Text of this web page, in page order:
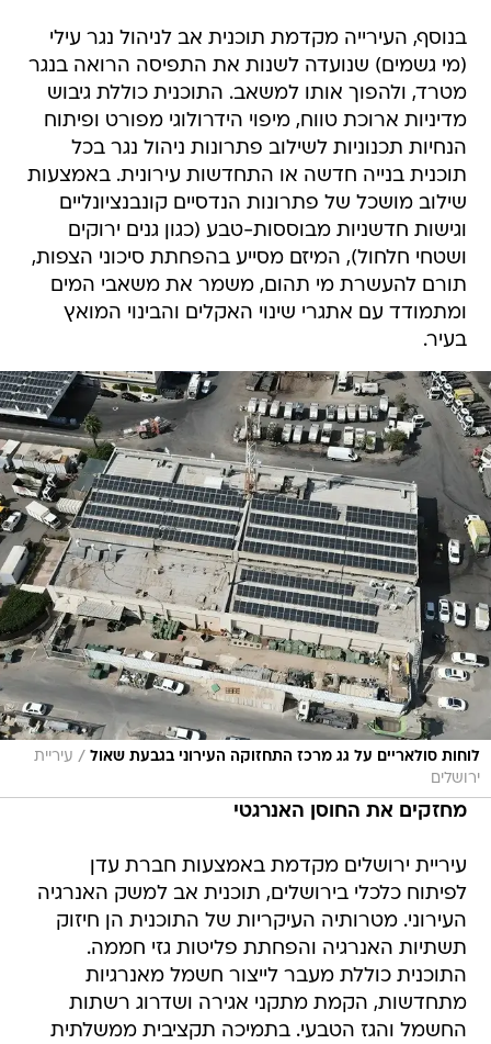
בנוסף, העירייה מקדמת תוכנית אב לניהול נגר עילי
(מי גשמים) שנועדה לשנות את התפיסה הרואה בנגר
מטרד, ולהפוך אותו למשאב. התוכנית כוללת גיבוש
מדיניות ארוכת טווח, מיפוי הידרולוגי מפורט ופיתוח
הנחיות תכנוניות לשילוב פתרונות ניהול נגר בכל
תוכנית בנייה חדשה או התחדשות עירונית. באמצעות
שילוב מושכל של פתרונות הנדסיים קונבנציונליים
וגישות חדשניות מבוססות-טבע (כגון גנים ירוקים
ושטחי חלחול), המיזם מסייע בהפחתת סיכוני הצפות,
תורם להעשרת מי תהום, משמר את משאבי המים
ומתמודד עם אתגרי שינוי האקלים והבינוי המואץ
בעיר.
לוחות סולאריים על גג מרכז התחזוקה העירוני בגבעת שאול / עיריית
ירושלים
מחזקים את החוסן האנרגטי
עיריית ירושלים מקדמת באמצעות חברת עדן
לפיתוח כלכלי בירושלים, תוכנית אב למשק האנרגיה
העירוני. מטרותיה העיקריות של התוכנית הן חיזוק
תשתיות האנרגיה והפחתת פליטות גזי חממה.
התוכנית כוללת מעבר לייצור חשמל מאנרגיות
מתחדשות, הקמת מתקני אגירה ושדרוג רשתות
החשמל והגז הטבעי. בתמיכה תקציבית ממשלתית